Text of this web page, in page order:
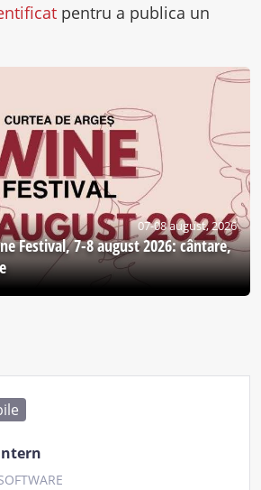
pentru a publica un
07-08 august, 2026
Festival, 7-8 august 2026: cântare,